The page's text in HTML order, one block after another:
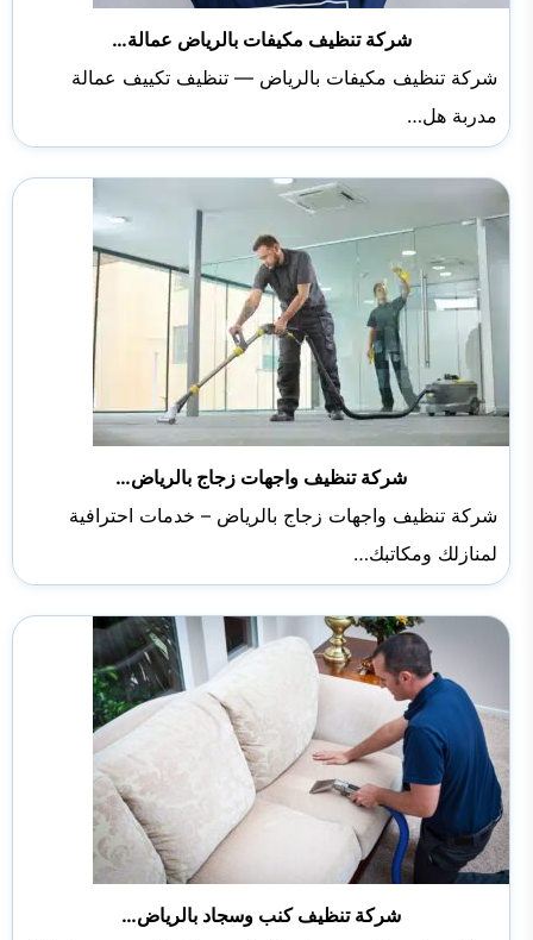
شركة تنظيف مكيفات بالرياض عمالة…
شركة تنظيف مكيفات بالرياض — تنظيف تكييف عمالة
مدربة هل…
شركة تنظيف واجهات زجاج بالرياض…
شركة تنظيف واجهات زجاج بالرياض – خدمات احترافية
لمنازلك ومكاتبك…
شركة تنظيف كنب وسجاد بالرياض…